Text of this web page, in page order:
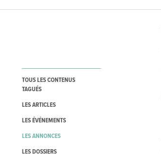
TOUS LES CONTENUS
TAGUÉS
LES ARTICLES
LES ÉVÉNEMENTS
LES ANNONCES
LES DOSSIERS